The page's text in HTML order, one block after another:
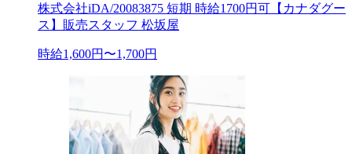
株式会社iDA/20083875 短期 時給1700円可【カナダグー
ス】販売スタッフ 松坂屋
時給1,600円〜1,700円